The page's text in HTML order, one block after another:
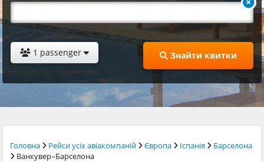
1 passenger Знайти квитки
Головна Рейси усіх авіакомпаній Європа Іспанія
Барселона
Ванкувер–Барселона